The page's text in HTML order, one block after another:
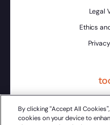
Legal
Ethics
By clicking “Accept All
cookies on your device to